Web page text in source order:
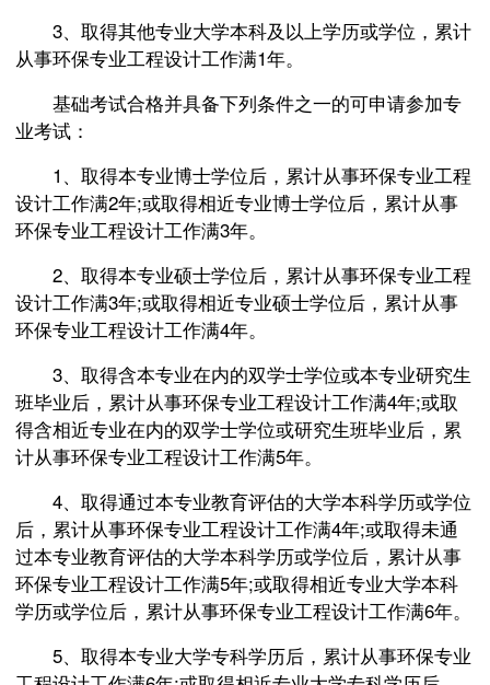
3、取得其他专业大学本科及以上学历或学位，累计
从事环保专业工程设计工作满1年。
基础考试合格并具备下列条件之一的可申请参加专
业考试：
1、取得本专业博士学位后，累计从事环保专业工程
设计工作满2年;或取得相近专业博士学位后，累计从事
环保专业工程设计工作满3年。
2、取得本专业硕士学位后，累计从事环保专业工程
设计工作满3年;或取得相近专业硕士学位后，累计从事
环保专业工程设计工作满4年。
3、取得含本专业在内的双学士学位或本专业研究生
班毕业后，累计从事环保专业工程设计工作满4年;或取
得含相近专业在内的双学士学位或研究生班毕业后，累
计从事环保专业工程设计工作满5年。
4、取得通过本专业教育评估的大学本科学历或学位
后，累计从事环保专业工程设计工作满4年;或取得未通
过本专业教育评估的大学本科学历或学位后，累计从事
环保专业工程设计工作满5年;或取得相近专业大学本科
学历或学位后，累计从事环保专业工程设计工作满6年。
5、取得本专业大学专科学历后，累计从事环保专业